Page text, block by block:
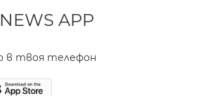
APP
в твоя телефон